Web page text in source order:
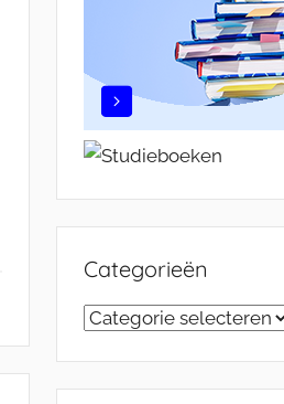
Categorieën
Categorieën